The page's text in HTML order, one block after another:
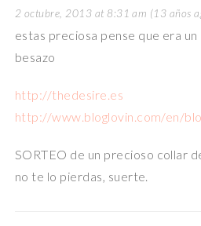
2 octubre, 2013 at 8:31 am (13 años
estas preciosa pense que era
besazo
http://thedesire.es
http://www.bloglovin.com/en/
SORTEO de un precioso collar
no te lo pierdas, suerte.